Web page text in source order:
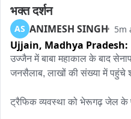
भक्त दर्शन
AS ANIMESH SINGH 5m
Ujjain, Madhya Pradesh:
उज्जैन में बाबा महाकाल के बाद
जनसैलाब, लाखों की संख्या में पहुंचे
ट्रैफिक व्यवस्था को भेरूगढ़ जेल के